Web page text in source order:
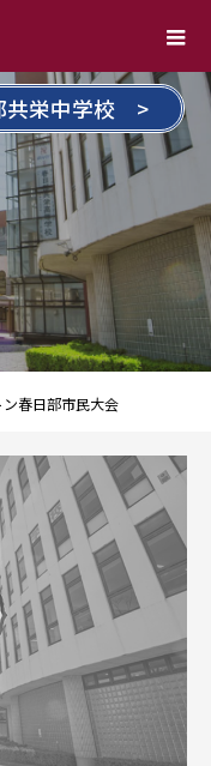
共栄中学校 >
春日部市民大会